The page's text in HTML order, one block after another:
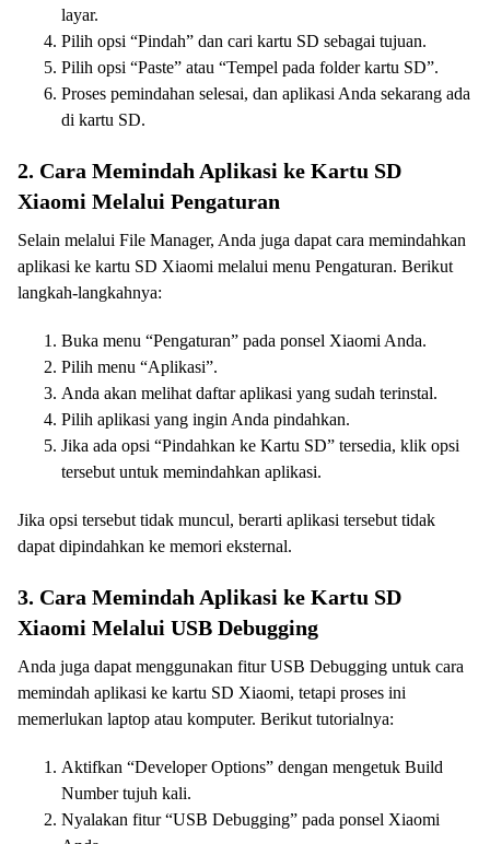
layar.
Pilih opsi “Pindah” dan cari kartu SD sebagai tujuan.
Pilih opsi “Paste” atau “Tempel pada folder kartu SD”.
Proses pemindahan selesai, dan aplikasi Anda sekarang ada
di kartu SD.
2. Cara Memindah Aplikasi ke Kartu SD
Xiaomi Melalui Pengaturan
Selain melalui File Manager, Anda juga dapat cara memindahkan
aplikasi ke kartu SD Xiaomi melalui menu Pengaturan. Berikut
langkah-langkahnya:
Buka menu “Pengaturan” pada ponsel Xiaomi Anda.
Pilih menu “Aplikasi”.
Anda akan melihat daftar aplikasi yang sudah terinstal.
Pilih aplikasi yang ingin Anda pindahkan.
Jika ada opsi “Pindahkan ke Kartu SD” tersedia, klik opsi
tersebut untuk memindahkan aplikasi.
Jika opsi tersebut tidak muncul, berarti aplikasi tersebut tidak
dapat dipindahkan ke memori eksternal.
3. Cara Memindah Aplikasi ke Kartu SD
Xiaomi Melalui USB Debugging
Anda juga dapat menggunakan fitur USB Debugging untuk cara
memindah aplikasi ke kartu SD Xiaomi, tetapi proses ini
memerlukan laptop atau komputer. Berikut tutorialnya:
Aktifkan “Developer Options” dengan mengetuk Build
Number tujuh kali.
Nyalakan fitur “USB Debugging” pada ponsel Xiaomi